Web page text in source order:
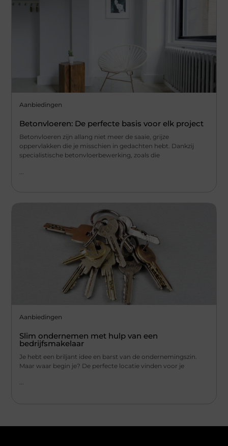
Aanbiedingen
Betonvloeren: De perfecte basis voor elk project
Betonvloeren zijn allang niet meer de saaie, grijze
oppervlakken die je misschien in gedachten hebt. Dankzij
specialistische betonvloerbewerking, zoals die
Aanbiedingen
Slim ondernemen met hulp van een
bedrijfsmakelaar
Je hebt een briljant idee en barst van de ondernemingszin.
Maar waar begin je? De perfecte locatie vinden voor je
...